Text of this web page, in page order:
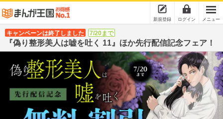
新規登録 ログイン メニュー
キャンペーンは終了しました 7/20まで
『偽り整形美人は嘘を吐く 11』ほか先行配信記念フェア！